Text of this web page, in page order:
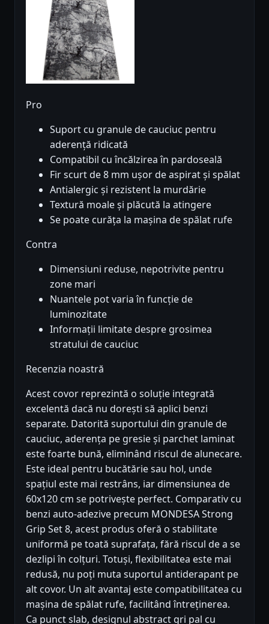
Pro
Suport cu granule de cauciuc pentru
aderență ridicată
Compatibil cu încălzirea în pardoseală
Fir scurt de 8 mm ușor de aspirat și spălat
Antialergic și rezistent la murdărie
Textură moale și plăcută la atingere
Se poate curăța la mașina de spălat rufe
Contra
Dimensiuni reduse, nepotrivite pentru
zone mari
Nuantele pot varia în funcție de
luminozitate
Informații limitate despre grosimea
stratului de cauciuc
Recenzia noastră
Acest covor reprezintă o soluție integrată
excelentă dacă nu dorești să aplici benzi
separate. Datorită suportului din granule de
cauciuc, aderența pe gresie și parchet laminat
este foarte bună, eliminând riscul de alunecare.
Este ideal pentru bucătărie sau hol, unde
spațiul este mai restrâns, iar dimensiunea de
60x120 cm se potrivește perfect. Comparativ cu
benzi auto-adezive precum MONDESA Strong
Grip Set 8, acest produs oferă o stabilitate
uniformă pe toată suprafața, fără riscul de a se
dezlipi în colțuri. Totuși, flexibilitatea este mai
redusă, nu poți muta suportul antiderapant pe
alt covor. Un alt avantaj este compatibilitatea cu
mașina de spălat rufe, facilitând întreținerea.
Ca punct slab, designul abstract gri pal cu